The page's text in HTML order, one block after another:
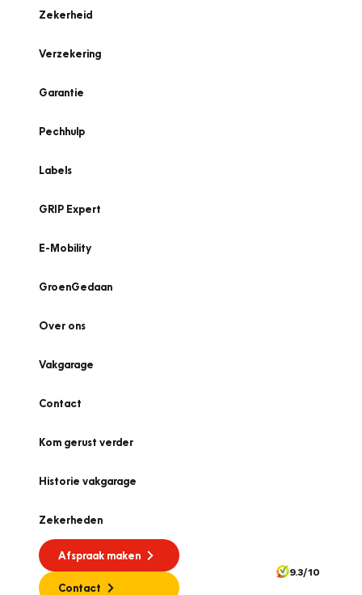
Zekerheid
Verzekering
Garantie
Pechhulp
Labels
GRIP Expert
E-Mobility
GroenGedaan
Over ons
Vakgarage
Contact
Kom gerust verder
Historie vakgarage
Zekerheden
Afspraak maken
Contact
9.3/10